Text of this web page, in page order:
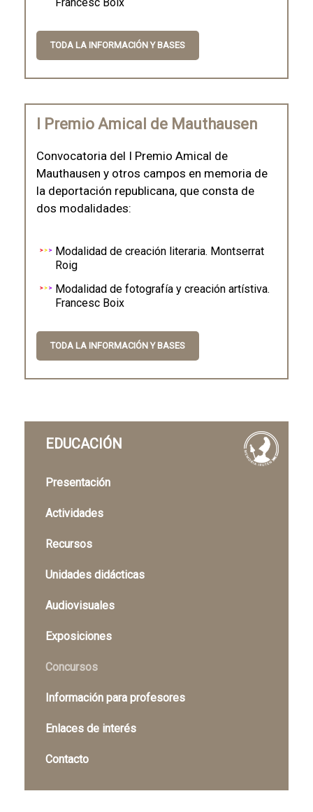
TODA LA INFORMACIÓN Y BASES
I Premio Amical de Mauthausen
Convocatoria del I Premio Amical de
Mauthausen y otros campos en memoria de
la deportación republicana, que consta de
dos modalidades:
Modalidad de creación literaria. Montserrat
Roig
Modalidad de fotografía y creación artístiva.
Francesc Boix
TODA LA INFORMACIÓN Y BASES
EDUCACIÓN
Presentación
Actividades
Recursos
Unidades didácticas
Audiovisuales
Exposiciones
Concursos
Información para profesores
Enlaces de interés
Contacto